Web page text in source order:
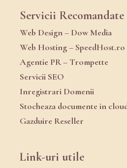
Servicii Recomandate
Web Design – Dow Media
Web Hosting – SpeedHost.ro
Agentie PR – Trompette
Servicii SEO
Inregistrari Domenii
Stocheaza documente in
Gazduire Reseller
Link-uri utile